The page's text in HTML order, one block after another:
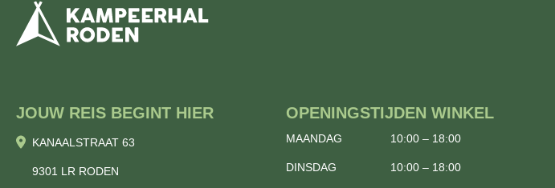
JOUW REIS BEGINT HIER
KANAALSTRAAT 63
9301 LR RODEN
OPENINGSTIJDEN WINKEL
MAANDAG 10:00 – 18:00
DINSDAG 10:00 – 18:00